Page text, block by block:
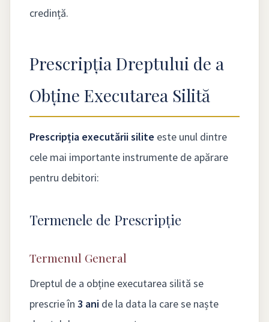
credință.
Prescripția Dreptului de a
Obține Executarea Silită
Prescripția executării silite este unul dintre
cele mai importante instrumente de apărare
pentru debitori:
Termenele de Prescripție
Termenul General
Dreptul de a obține executarea silită se
prescrie în 3 ani de la data la care se naște